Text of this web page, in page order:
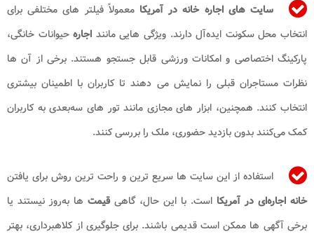
سایت‌ های اجاره خانه در آمریکامعمولاً فیلتر های مختلفی برای
انتخاب محل سکونت ایده‌آل دارند. ویژگی‌ هایی مانند اجارهحیوانات خانگی،
پارکینگ اختصاصی و امکانات ورزشی قابل جستجو هستند. برخی از آن ‌ها
نظرات مستاجران قبلی را نمایش می‌ دهند تا کاربران با اطمینان بیشتری
انتخاب کنند. همچنین، ابزار های مجازی مانند تور های سه‌بعدی به کاربران
کمک می‌کنند بدون بازدید حضوری، ملک را بررسی کنند.
استفاده از این سایت ‌ها سریع ‌ترین و راحت ‌ترین روش برای یافتن
خانه اجاره‌ای در آمریکا است. با این حال، گاهیقیمت ‌ ها به‌روز نیستند یا
برخی آگهی ‌ها ممکن است قدیمی باشند. برای جلوگیری از کلاهبرداری، بهتر